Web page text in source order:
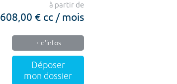
à partir de
608,00 € cc / mois
+ d'infos
Déposer
mon dossier